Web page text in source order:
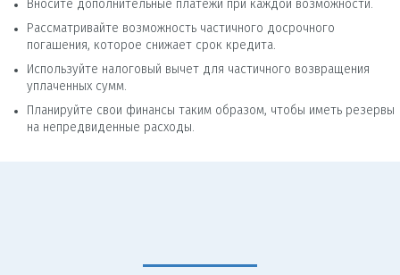
Вносите дополнительные платежи при каждой возможности.
Рассматривайте возможность частичного досрочного
погашения, которое снижает срок кредита.
Используйте налоговый вычет для частичного возвращения
уплаченных сумм.
Планируйте свои финансы таким образом, чтобы иметь резервы
на непредвиденные расходы.